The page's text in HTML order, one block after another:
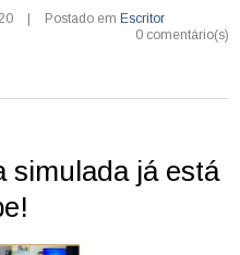
Postado em Escritor
0 comentário(s)
simulada já está